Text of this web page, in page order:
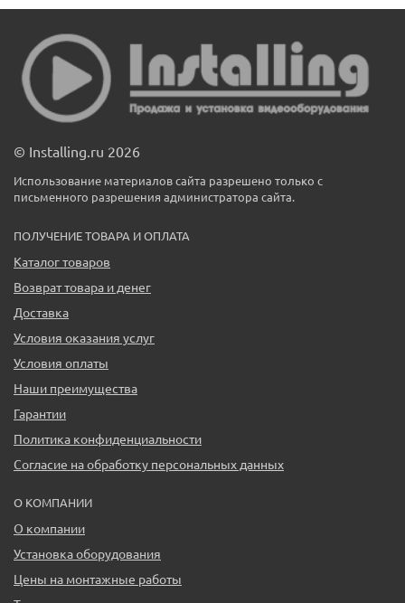
© Installing.ru 2026
Использование материалов сайта разрешено только с
письменного разрешения администратора сайта.
ПОЛУЧЕНИЕ ТОВАРА И ОПЛАТА
Каталог товаров
Возврат товара и денег
Доставка
Условия оказания услуг
Условия оплаты
Наши преимущества
Гарантии
Политика конфиденциальности
Согласие на обработку персональных данных
О КОМПАНИИ
О компании
Установка оборудования
Цены на монтажные работы